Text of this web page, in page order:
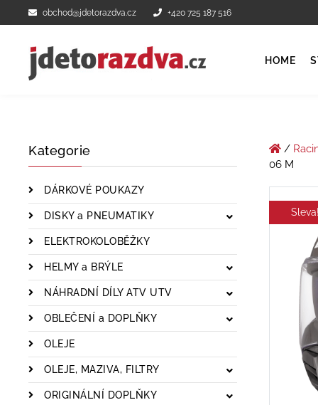
obchod@jdetorazdva.cz +420 725 187 516
HOME
Kategorie
DÁRKOVÉ POUKAZY
DISKY a PNEUMATIKY
ELEKTROKOLOBĚŽKY
HELMY a BRÝLE
NÁHRADNÍ DÍLY ATV UTV
OBLEČENÍ a DOPLŇKY
OLEJE
OLEJE, MAZIVA, FILTRY
ORIGINÁLNÍ DOPLŇKY
/
06 M
Sleva!